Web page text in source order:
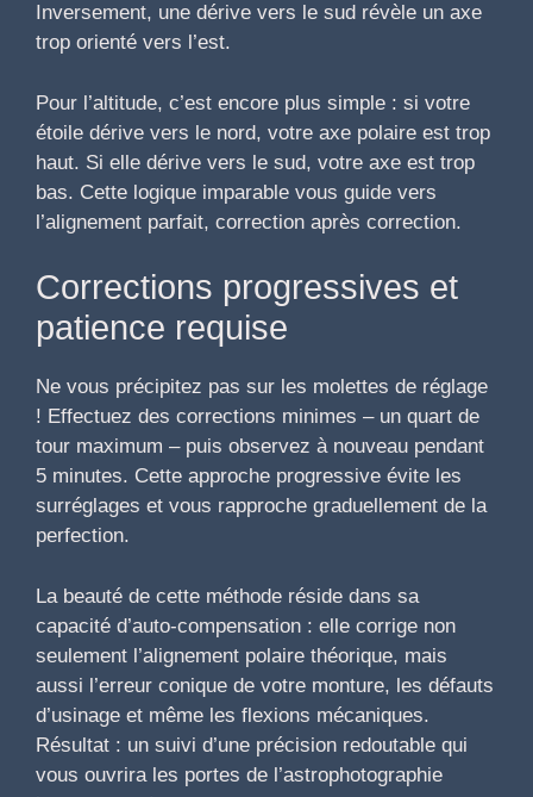
Inversement, une dérive vers le sud révèle un axe
trop orienté vers l’est.
Pour l’altitude, c’est encore plus simple : si votre
étoile dérive vers le nord, votre axe polaire est trop
haut. Si elle dérive vers le sud, votre axe est trop
bas. Cette logique imparable vous guide vers
l’alignement parfait, correction après correction.
Corrections progressives et
patience requise
Ne vous précipitez pas sur les molettes de réglage
! Effectuez des corrections minimes – un quart de
tour maximum – puis observez à nouveau pendant
5 minutes. Cette approche progressive évite les
surréglages et vous rapproche graduellement de la
perfection.
La beauté de cette méthode réside dans sa
capacité d’auto-compensation : elle corrige non
seulement l’alignement polaire théorique, mais
aussi l’erreur conique de votre monture, les défauts
d’usinage et même les flexions mécaniques.
Résultat : un suivi d’une précision redoutable qui
vous ouvrira les portes de l’astrophotographie